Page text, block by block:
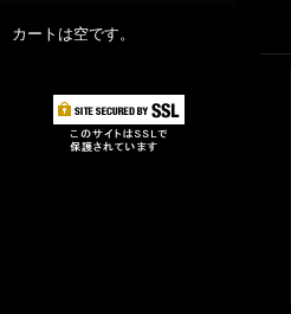
カートは空です。